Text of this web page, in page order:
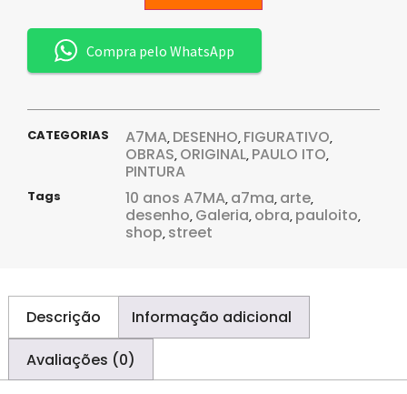
Compra pelo WhatsApp
CATEGORIAS A7MA, DESENHO, FIGURATIVO,
OBRAS, ORIGINAL, PAULO ITO,
PINTURA
Tags 10 anos A7MA, a7ma, arte,
desenho, Galeria, obra, pauloito,
shop, street
Descrição Informação adicional
Avaliações (0)